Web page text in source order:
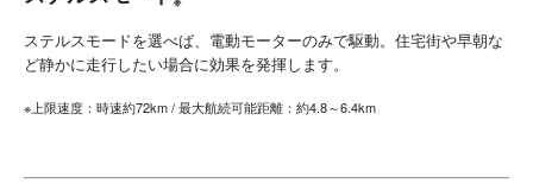
ステルスモードを選べば、電動モーターのみで駆動。住宅街や早朝な
ど静かに走行したい場合に効果を発揮します。
※上限速度：時速約72km / 最大航続可能距離：約4.8～6.4km